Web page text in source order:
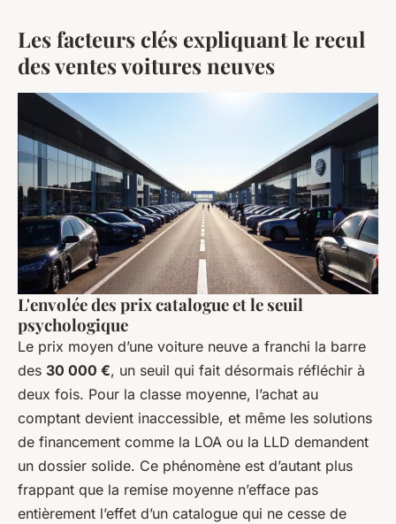
Les facteurs clés expliquant le recul
des ventes voitures neuves
L'envolée des prix catalogue et le seuil
psychologique
Le prix moyen d’une voiture neuve a franchi la barre
des 30 000 €, un seuil qui fait désormais réfléchir à
deux fois. Pour la classe moyenne, l’achat au
comptant devient inaccessible, et même les solutions
de financement comme la LOA ou la LLD demandent
un dossier solide. Ce phénomène est d’autant plus
frappant que la remise moyenne n’efface pas
entièrement l’effet d’un catalogue qui ne cesse de